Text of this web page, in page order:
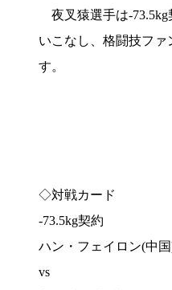
夜叉猿選手は-73.5kg
いこなし、格闘技フ
す。
◇対戦カード
-73.5kg契約
ハン・フェイロン(中国
vs